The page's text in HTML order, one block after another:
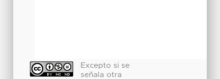
Excepto si se
señala otra